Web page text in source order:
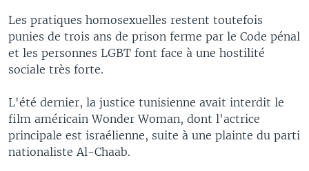
Les pratiques homosexuelles restent toutefois
punies de trois ans de prison ferme par le Code pénal
et les personnes LGBT font face à une hostilité
sociale très forte.
L'été dernier, la justice tunisienne avait interdit le
film américain Wonder Woman, dont l'actrice
principale est israélienne, suite à une plainte du parti
nationaliste Al-Chaab.